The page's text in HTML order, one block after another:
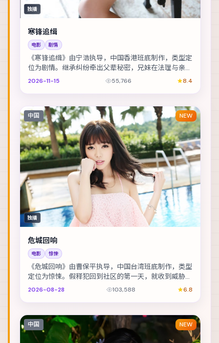
独播
寒锋追缉
电影 剧情
《寒锋追缉》由宁浩执导，中国香港班底制作，类型定
位为剧情。继承纠纷牵出父辈秘密，兄妹在法理与亲情
间摇摆。主演包括张译、佛罗伦斯·皮尤、黄政民 等...
2026-11-15 55,766 8.4
中国 NEW
独播
危城回响
电影 惊悚
《危城回响》由曹保平执导，中国台湾班底制作，类型
定位为惊悚。假释犯回到社区的第一天，就收到威胁要
他还一笔不存在的债。主演包括绫野刚、佛罗伦斯·皮...
2026-08-28 103,588 6.8
中国 NEW